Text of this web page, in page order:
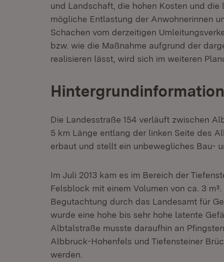
und Landschaft, die hohen Kosten und
mögliche Entlastung der Anwohnerinnen
Schachen vom derzeitigen
bzw. wie die Maßnahme aufgrund der
realisieren lässt, wird sich im weiteren
Die Landesstraße 154 verläuft zwischen
5 km Länge entlang der linken Seite des
erbaut und stellt ein unbewegliches Bau-
Im Juli 2013 kam es im Bereich der
Felsblock mit einem Volumen von ca. 3
Begutachtung durch das Landesamt für
wurde eine hohe bis sehr hohe latente
Albtalstraße musste daraufhin an
Albbruck-Hohenfels und Tiefensteiner
werden.